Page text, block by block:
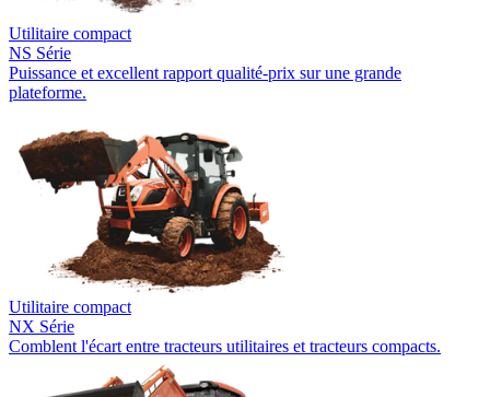
Utilitaire compact
NS Série
Puissance et excellent rapport qualité-prix sur une grande
plateforme.
Utilitaire compact
NX Série
Comblent l'écart entre tracteurs utilitaires et tracteurs compacts.